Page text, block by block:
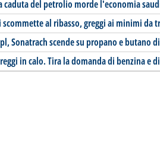
caduta del petrolio morde l'economia
scommette al ribasso, greggi ai minimi da
Sonatrach scende su propano e butano
in calo. Tira la domanda di benzina e